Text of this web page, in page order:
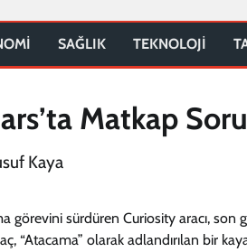
SAĞLIK TEKNOLOJİ
Matkap
Kaya
görevini sürdüren Curiosity aracı, son
“Atacama” olarak adlandırılan bir